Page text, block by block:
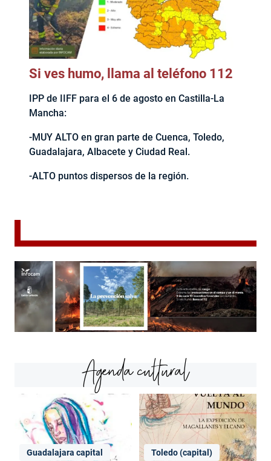
Si ves humo, llama al teléfono 112
IPP de IIFF para el 6 de agosto en Castilla-La
Mancha:
-MUY ALTO en gran parte de Cuenca, Toledo,
Guadalajara, Albacete y Ciudad Real.
-ALTO puntos dispersos de la región.
Agenda cultural
Guadalajara capital Toledo (capital)